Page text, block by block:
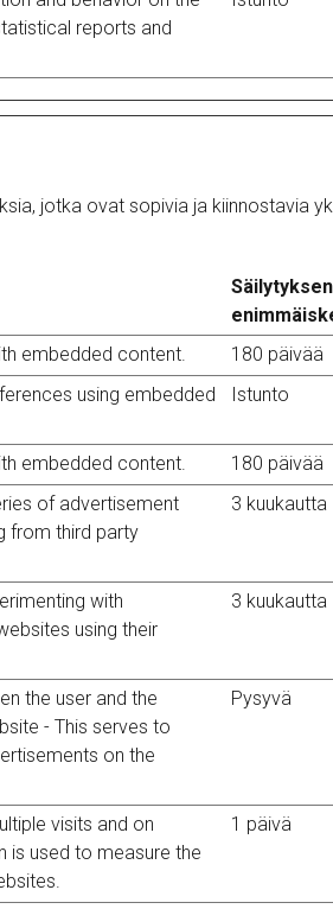
reports and
jotka ovat sopivia ja kiinnostavia
Säilytyksen
embedded content. 180 päivää
using embedded
Istunto
embedded content. 180 päivää
of advertisement
from third party
3 kuukautta
with
using their
3 kuukautta
the user and the
- This serves to
on the
Pysyvä
visits and on
is used to measure the
1 päivä